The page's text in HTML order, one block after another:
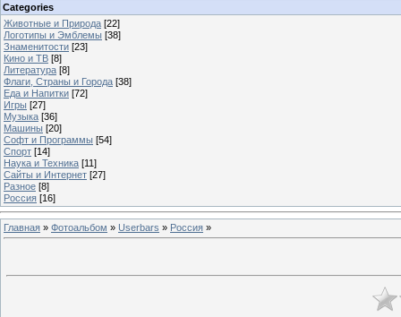
Categories
Животные и Природа [22]
Логотипы и Эмблемы [38]
Знаменитости [23]
Кино и ТВ [8]
Литература [8]
Флаги, Страны и Города [38]
Еда и Напитки [72]
Игры [27]
Музыка [36]
Машины [20]
Софт и Программы [54]
Спорт [14]
Наука и Техника [11]
Сайты и Интернет [27]
Разное [8]
Россия [16]
Главная » Фотоальбом » Userbars » Россия »